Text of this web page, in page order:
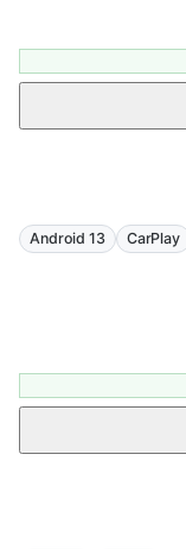
Android 13 CarPlay